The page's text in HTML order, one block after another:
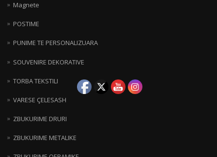
Magnete
POSTIME
PUNIME TE PERSONALIZUARA
SOUVENIRE DEKORATIVE
TORBA TEKSTILI
VARESE ÇELESASH
ZBUKURIME DRURI
ZBUKURIME METALIKE